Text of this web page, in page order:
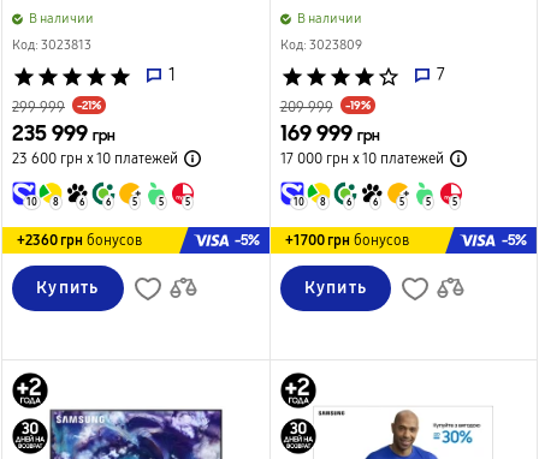
B наличии
Код: 3023813
star star star star star 1
299 999 -21%
235 999 грн
23 600 грн х 10 платежей
10 8 6 6 5 5 5
+2360 грн бонусов -5%
Купить
B наличии
Код: 3023809
star star star star star_border 7
209 999 -19%
169 999 грн
17 000 грн х 10платежей
10 8 6 6 5 5 5
+1700 грн бонусов -5%
Купить